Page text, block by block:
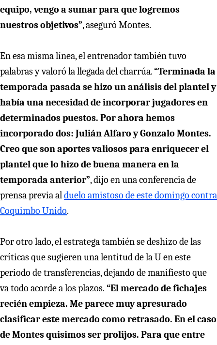
equipo, vengo a sumar para que logremos
nuestros objetivos”, aseguró Montes.
En esa misma línea, el entrenador también tuvo
palabras y valoró la llegada del charrúa.“Terminada la
temporada pasada se hizo un análisis del plantel y
había una necesidad de incorporar jugadores en
determinados puestos. Por ahora hemos
incorporado dos: Julián Alfaro y Gonzalo Montes.
Creo que son aportes valiosos para enriquecer el
plantel que lo hizo de buena manera en la
temporada anterior”, dijo en una conferencia de
prensa previa alduelo amistoso de este domingo contra
Coquimbo Unido.
Por otro lado, el estratega también se deshizo de las
críticas que sugieren una lentitud de la U en este
periodo de transferencias, dejando de manifiesto que
va todo acorde a los plazos. “El mercado de fichajes
recién empieza. Me parece muy apresurado
clasificar este mercado como retrasado. En el caso
de Montes quisimos ser prolijos. Para que entre